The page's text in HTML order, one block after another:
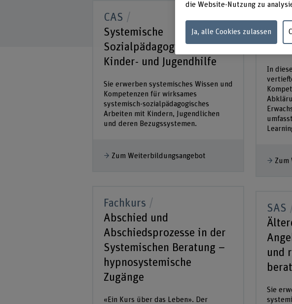
CAS
Systemische
Sozialpädagogik in der
Kinder- und Jugendhilfe
Sie erwerben systemisches Wissen und
Kompetenzen für wirksames
systemisch-sozialpädagogisches
Arbeiten mit Kindern, Jugendlichen
und deren Bezugssystemen.
Zum Weiterbildungsangebot
Fachkurs
Abschied und
Abschiedsprozesse in der
Systemischen Beratung –
hypnosystemische
Zugänge
«Ein Kurs über das Leben». Der
SAS
In
Zum
SAS
und
Sie
die Website-Nutzung zu
Ja, alle Cookies zulassen